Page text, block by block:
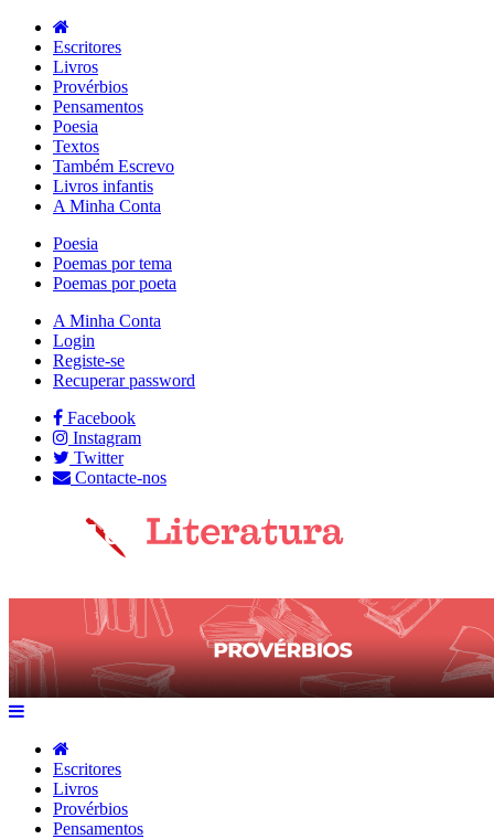
Escritores
Livros
Provérbios
Pensamentos
Poesia
Textos
Também Escrevo
Livros infantis
A Minha Conta
Poesia
Poemas por tema
Poemas por poeta
A Minha Conta
Login
Registe-se
Recuperar password
Facebook
Instagram
Twitter
Contacte-nos
Escritores
Livros
Provérbios
Pensamentos